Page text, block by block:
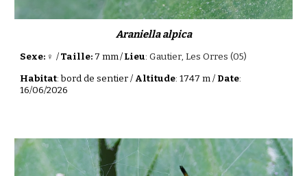
Araniella alpica
Sexe: ♀/Taille: 7 mm/Lieu:Gautier, Les Orres (05)
Habitat: bord de sentier / Altitude: 1747 m / Date:
16/06/2026